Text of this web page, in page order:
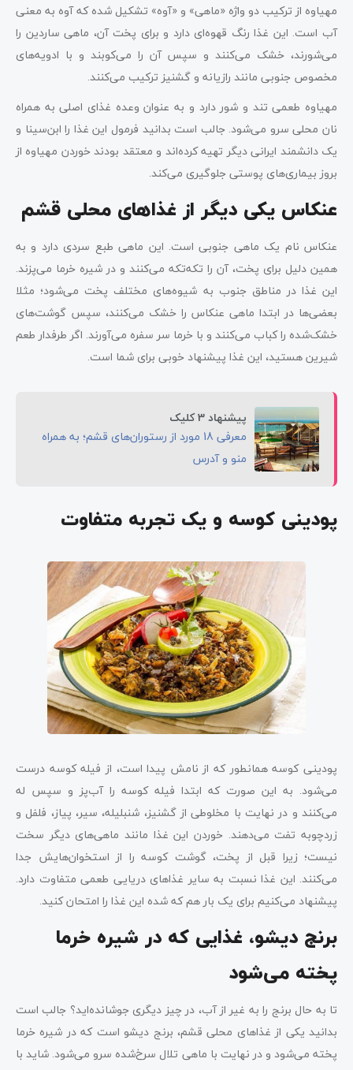
مهیاوه از ترکیب دو واژه «ماهی» و «آوه» تشکیل شده که آوه به معنی
آب است. این غذا رنگ قهوه‌ای دارد و برای پخت آن، ماهی ساردین را
می‌شورند، خشک می‌کنند و سپس آن را می‌کوبند و با ادویه‌های
مخصوص جنوبی مانند رازیانه و گشنیز ترکیب می‌کنند.
مهیاوه طعمی تند و شور دارد و به عنوان وعده غذای اصلی به همراه
نان محلی سرو می‌شود. جالب است بدانید فرمول این غذا را ابن‌سینا و
یک دانشمند ایرانی دیگر تهیه کرده‌اند و معتقد بودند خوردن مهیاوه از
بروز بیماری‌های پوستی جلوگیری می‌کند.
عنکاس یکی دیگر از غذاهای محلی قشم
عنکاس نام یک ماهی جنوبی است. این ماهی طبع سردی دارد و به
همین دلیل برای پخت، آن را تکه‌تکه می‌کنند و در شیره خرما می‌پزند.
این غذا در مناطق جنوب به شیوه‌های مختلف پخت می‌شود؛ مثلا
بعضی‌ها در ابتدا ماهی عنکاس را خشک می‌کنند، سپس گوشت‌های
خشک‌شده را کباب می‌کنند و با خرما سر سفره می‌آورند. اگر طرفدار طعم
شیرین هستید، این غذا پیشنهاد خوبی برای شما است.
پیشنهاد 3 کلیک
معرفی 18 مورد از رستوران‌های قشم؛ به همراه
منو و آدرس
پودینی کوسه و یک تجربه متفاوت
پودینی کوسه همانطور که از نامش پیدا است، از فیله کوسه درست
می‌شود. به این صورت که ابتدا فیله کوسه را آب‌پز و سپس له
می‌کنند و در نهایت با مخلوطی از گشنیز، شنبلیله، سیر، پیاز، فلفل و
زردچوبه تفت می‌دهند. خوردن این غذا مانند ماهی‌های دیگر سخت
نیست؛ زیرا قبل از پخت، گوشت کوسه را از استخوان‌هایش جدا
می‌کنند. این غذا نسبت به سایر غذاهای دریایی طعمی متفاوت دارد.
پیشنهاد می‌کنیم برای یک بار هم که شده این غذا را امتحان کنید.
برنج دیشو، غذایی که در شیره خرما
پخته می‌شود
تا به حال برنج را به غیر از آب، در چیز دیگری جوشانده‌اید؟ جالب است
بدانید یکی از غذاهای محلی قشم، برنج دیشو است که در شیره خرما
پخته می‌شود و در نهایت با ماهی تلال سرخ‌شده سرو می‌شود. شاید با